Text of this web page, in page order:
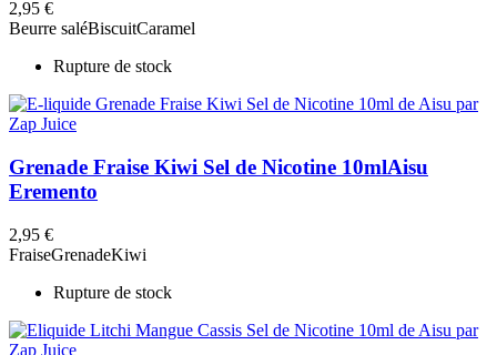
2,95 €
Beurre saléBiscuitCaramel
Rupture de stock
Grenade Fraise Kiwi Sel de Nicotine 10mlAisu
Eremento
2,95 €
FraiseGrenadeKiwi
Rupture de stock